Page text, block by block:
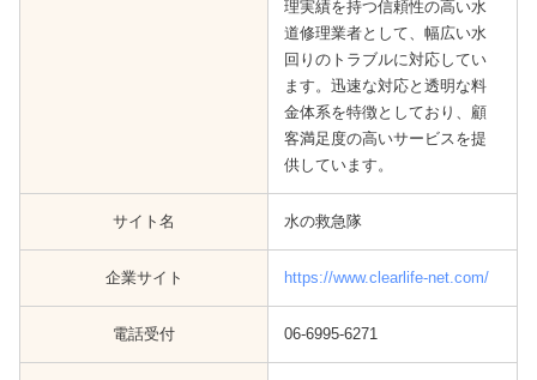
理実績を持つ信頼性の高い水
道修理業者として、幅広い水
回りのトラブルに対応してい
ます。迅速な対応と透明な料
金体系を特徴としており、顧
客満足度の高いサービスを提
供しています。
サイト名 水の救急隊
企業サイト https://www.clearlife-net.com/
電話受付 06-6995-6271